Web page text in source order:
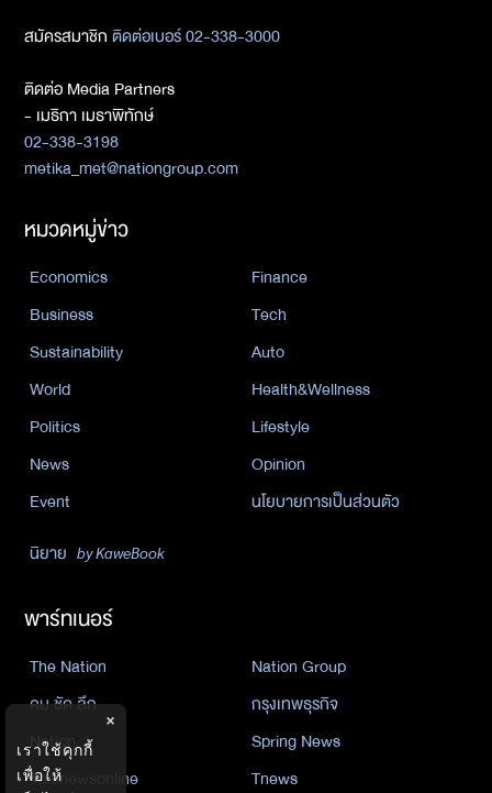
สมัครสมาชิกติดต่อเบอร์ 02-338-3000
ติดต่อ Media Partners
- เมธิกา เมธาพิทักษ์
02-338-3198
metika_met@nationgroup.com
หมวดหมู่ข่าว
Economics
Finance
Business
Tech
Sustainability
Auto
World
Health&Wellness
Politics
Lifestyle
News
Opinion
Event
นโยบายการเป็นส่วนตัว
นิยาย by KaweBook
พาร์ทเนอร์
The Nation
Nation Group
คม ชัด ลึก
กรุงเทพธุรกิจ
Nation
Spring News
Thainewsonline
Tnews
×
เราใช้คุกกี้
เพื่อให้